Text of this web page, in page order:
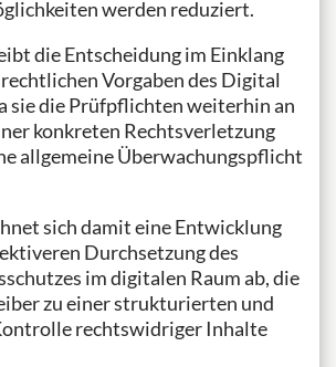
werden reduziert.
die Entscheidung im Einklang
Vorgaben des Digital
sie die Prüfpflichten weiterhin an
konkreten Rechtsverletzung
allgemeine Überwachungspflicht
sich damit eine Entwicklung
Durchsetzung des
im digitalen Raum ab, die
zu einer strukturierten und
rechtswidriger Inhalte